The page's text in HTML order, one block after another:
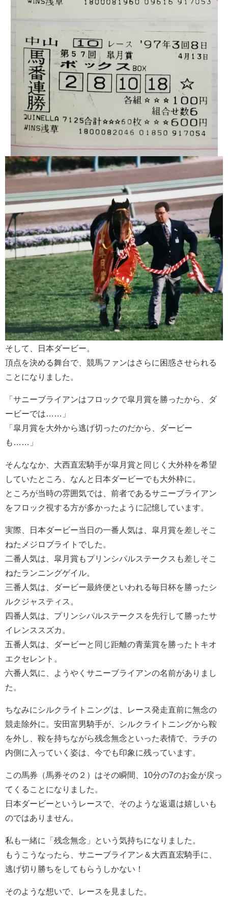
そして、日本ダービー。
頂点を決める舞台で、競馬ファンはさらに困惑させられる
ことになりました。
「サニーブライアンはフロックで皐月賞を勝ったから、ダ
ービーでは……」
「皐月賞を大外から逃げ切ったのだから、ダービー
も……」
そんななか、大西直宏騎手が皐月賞と同じく大外枠を希望
していたところ、なんと日本ダービーでも大外枠に。
ところが当時の雰囲気では、前者であるサニーブライアン
をフロック視する方が多かったように記憶しています。
実際、日本ダービー当日の一番人気は、皐月賞を差しそこ
ねたメジロブライトでした。
二番人気は、皐月賞もプリンシパルステークスも差しそこ
ねたランニングゲイル。
三番人気は、ダービー最終便といわれる毎日杯を勝ったシ
ルクジャスティス。
四番人気は、プリンシパルステークスを先行して勝ったサ
イレンススズカ。
五番人気は、ダービーと同じ距離の青葉賞を勝ったトキオ
エクセレント。
六番人気に、ようやくサニーブライアンの名前がありまし
た。
ちなみにシルクライトニングは、レース発走直前に無念の
競走除外に。安田富男騎手が、シルクライトニングから鞍
を外し、鞍を持ちながら残念無念といった表情で、ラチの
内側に入っていく姿は、今でも印象に残っています。
この馬券（馬券その２）はその瞬間、10分の7のお金が戻っ
てくることになりました。
日本ダービーというレースで、そのような返還は嬉しいも
のではありません。
私も一緒に「残念無念」という気持ちになりました。
もうこうなったら、サニーブライアン＆大西直宏騎手に、
逃げ切り勝ちをしてもらうしかない！
そのような想いで、レースを見ました。